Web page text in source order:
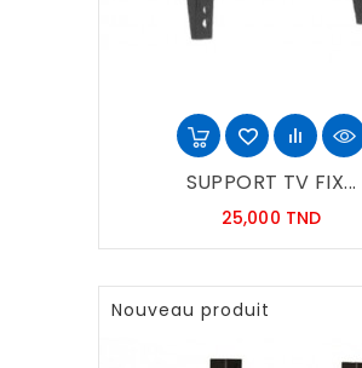
SUPPORT TV FIX...
25,000 TNDPrix
Nouveau produit